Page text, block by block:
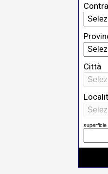
Città
superficie